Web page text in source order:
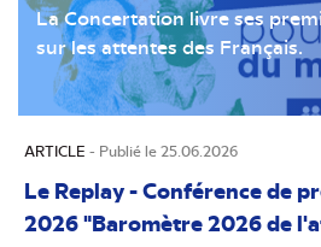
La Concertation livre ses
sur les attentes des Français.
ARTICLE - Publié le 25.06.2026
Le Replay - Conférence de
2026 "Baromètre 2026 de